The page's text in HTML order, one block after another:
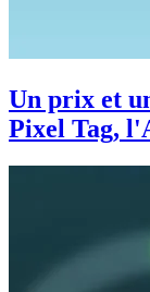
Un prix et
Pixel Tag,